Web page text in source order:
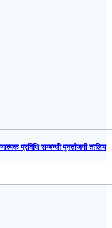
प्रविधि सम्बन्धी पुनर्ताजगी तालिम